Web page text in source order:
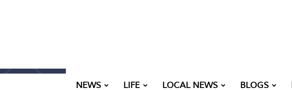
NEWS LIFE LOCAL NEWS BLOGS